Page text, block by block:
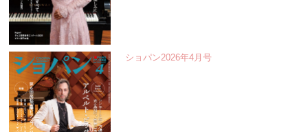
ショパン2026年4月号